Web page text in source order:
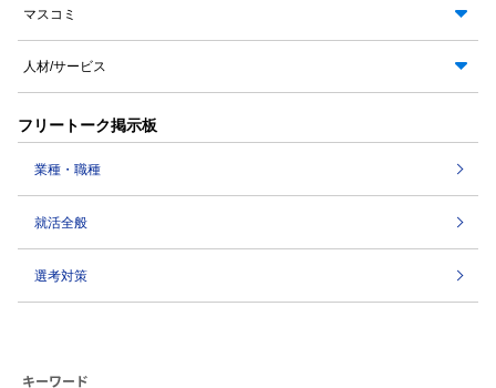
マスコミ
人材/サービス
フリートーク掲示板
業種・職種
就活全般
選考対策
キーワード